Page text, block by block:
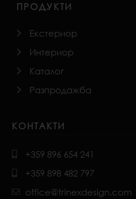
ПРОДУКТИ
Екстериор
Интериор
Каталог
Разпродажба
КОНТАКТИ
+359 896 654 241
+359 898 482 797
office@trinexdesign.com